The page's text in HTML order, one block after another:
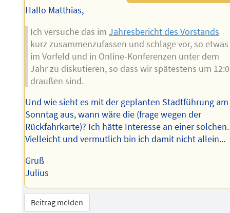
Hallo Matthias,
Ich versuche das imJahresbericht des Vorstands
kurz zusammenzufassen und schlage vor, so etwas
im Vorfeld und in Online-Konferenzen unter dem
Jahr zu diskutieren, so dass wir spätestens um
draußen sind.
Und wie sieht es mit der geplanten Stadtführung am
Sonntag aus, wann wäre die (frage wegen der
Rückfahrkarte)? Ich hätte Interesse an einer solchen.
Vielleicht und vermutlich bin ich damit nicht allein...
Gruß
Julius
Beitrag melden